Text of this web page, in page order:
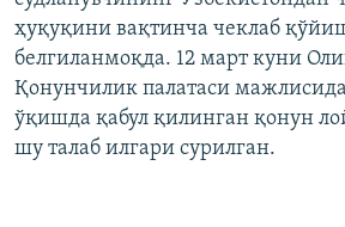
ҳуқуқини вақтинча чеклаб
белгиланмоқда. 12 март куни
Қонунчилик палатаси
ўқишда қабул қилинган қонун
шу талаб илгари сурилган.